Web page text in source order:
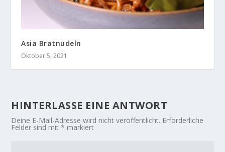
Asia Bratnudeln
Oktober 5, 2021
HINTERLASSE EINE ANTWORT
Deine E-Mail-Adresse wird nicht veröffentlicht. Erforderliche
Felder sind mit* markiert